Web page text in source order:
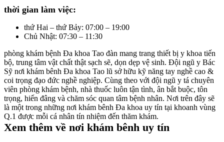
thời gian làm việc:
thứ Hai – thứ Bảy: 07:00 – 19:00
Chủ Nhật: 07:30 – 11:30
phòng khám bệnh Đa khoa Tao đàn mang trang thiết bị y khoa tiến
bộ, trung tâm vật chất thật sạch sẽ, dọn dẹp vệ sinh. Đội ngũ y Bác
Sỹ nơi khám bênh Đa khoa Tao lũ sở hữu kỹ năng tay nghề cao &
coi trọng đạo đức nghề nghiệp. Cùng theo với đội ngũ y tá chuyên
viên phòng khám bệnh, nhà thuốc luôn tận tình, ân bắt buộc, tôn
trọng, hiến đâng và chăm sóc quan tâm bệnh nhân. Nơi trên đây sẽ
là một trong những nơi khám bênh Đa khoa uy tín tại khoanh vùng
Q.1 được mỗi cá nhân tín nhiệm đến thăm khám.
Xem thêm về nơi khám bênh uy tín